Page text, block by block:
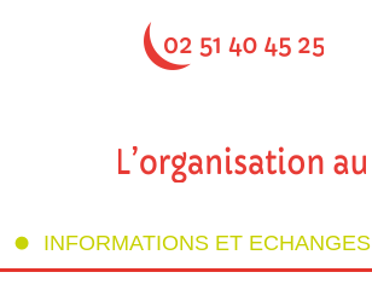
INFORMATIONS ET ECHANGES